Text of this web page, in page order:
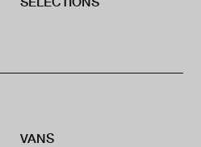
VANS